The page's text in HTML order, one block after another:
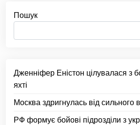
Пошук
Дженніфер Еністон цілувалася з
яхті
Москва здригнулась від сильного
РФ формує бойові підрозділи з